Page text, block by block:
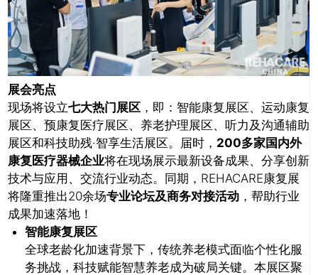
展会亮点
现场将设立七大热门展区 ，即：智能康复展区、运动康复
展区、预康复医疗展区、养老护理展区、听力及沟通辅助
展区和科技助残·智享生活展区。届时， 200多家国内外
康复医疗器械企业将在现场展示最新设备成果、分享创新
技术与应用、交流行业动态。同期，REHACARE康复展
将隆重推出20余场专业论坛及商务对接活动 ，帮助行业
成果加速落地！
智能康复展区
全球老龄化加速背景下，传统养老模式面临个性化服
务挑战，科技赋能智慧养老成为破局关键。本展区聚